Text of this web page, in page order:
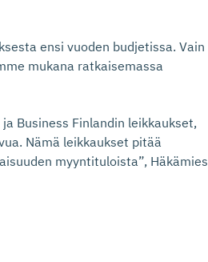
ensi vuoden budjetissa. Vain
mukana ratkaisemassa
Business Finlandin leikkaukset,
Nämä leikkaukset pitää
myyntituloista”, Häkämies